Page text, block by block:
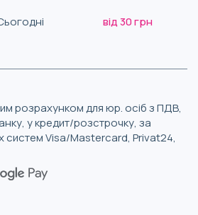
від 30 грн
розрахунком для юр. осіб з ПДВ,
у кредит/розстрочку, за
систем Visa/Mastercard, Privat24,